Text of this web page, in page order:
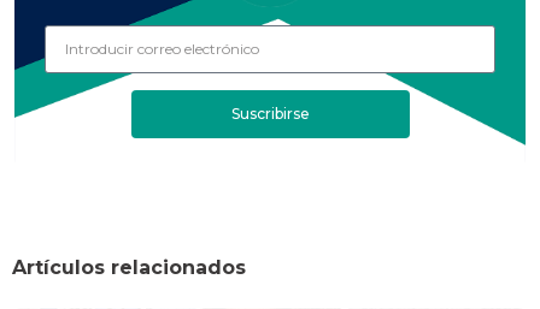
Suscribirse
Artículos relacionados